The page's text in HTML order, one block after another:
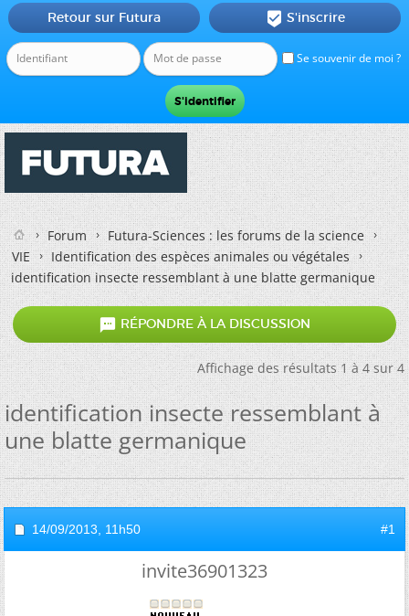
Se souvenir de moi ?
Retour sur Futura  S'inscrire
Forum
Futura-Sciences : les forums de la science
VIE
Identification des espèces animales ou végétales
identification insecte ressemblant à une blatte germanique
 RÉPONDRE À LA DISCUSSION
Affichage des résultats 1 à 4 sur 4
identification insecte ressemblant à
une blatte germanique
14/09/2013, 11h50 #1
invite36901323